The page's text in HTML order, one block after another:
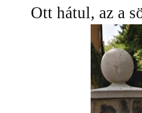
Ott hátul, az a